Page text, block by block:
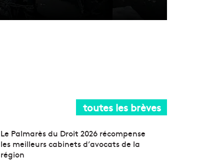
toutes les brèves
Le Palmarès du Droit 2026 récompense
les meilleurs cabinets d’avocats de la
région